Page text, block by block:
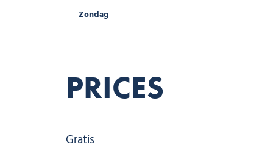
Zondag
PRICES
Gratis